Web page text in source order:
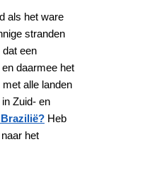
als het ware
stranden
een
daarmee het
alle landen
Zuid- en
Heb
het